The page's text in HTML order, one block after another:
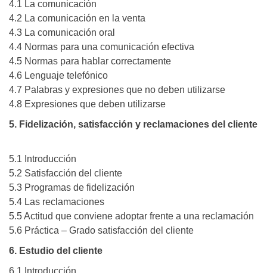
4.1 La comunicación
4.2 La comunicación en la venta
4.3 La comunicación oral
4.4 Normas para una comunicación efectiva
4.5 Normas para hablar correctamente
4.6 Lenguaje telefónico
4.7 Palabras y expresiones que no deben utilizarse
4.8 Expresiones que deben utilizarse
5. Fidelización, satisfacción y reclamaciones del cliente
5.1 Introducción
5.2 Satisfacción del cliente
5.3 Programas de fidelización
5.4 Las reclamaciones
5.5 Actitud que conviene adoptar frente a una reclamación
5.6 Práctica – Grado satisfacción del cliente
6. Estudio del cliente